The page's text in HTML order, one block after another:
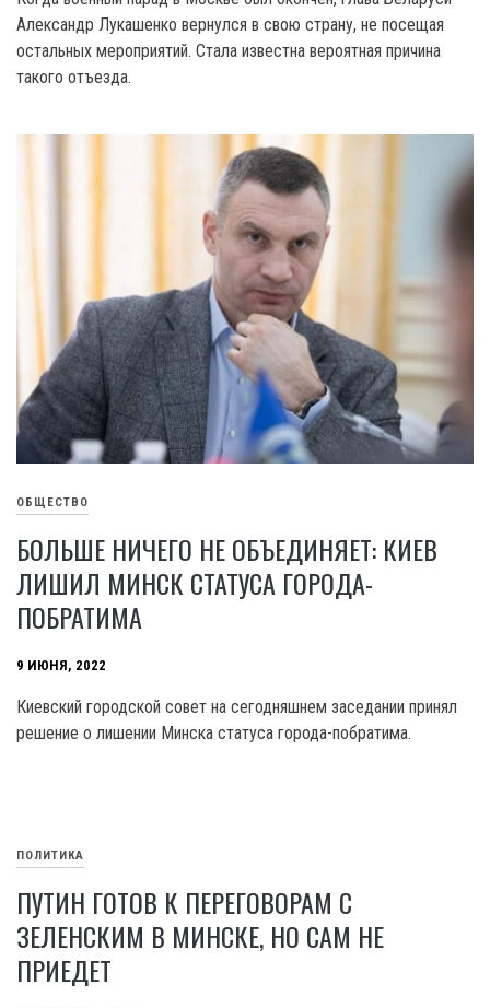
Александр Лукашенко вернулся в свою страну, не посещая
остальных мероприятий. Стала известна вероятная причина
такого отъезда.
ОБЩЕСТВО
БОЛЬШЕ НИЧЕГО НЕ ОБЪЕДИНЯЕТ: КИЕВ
ЛИШИЛ МИНСК СТАТУСА ГОРОДА-
ПОБРАТИМА
9 ИЮНЯ, 2022
Киевский городской совет на сегодняшнем заседании принял
решение о лишении Минска статуса города-побратима.
ПОЛИТИКА
ПУТИН ГОТОВ К ПЕРЕГОВОРАМ С
ЗЕЛЕНСКИМ В МИНСКЕ, НО САМ НЕ
ПРИЕДЕТ